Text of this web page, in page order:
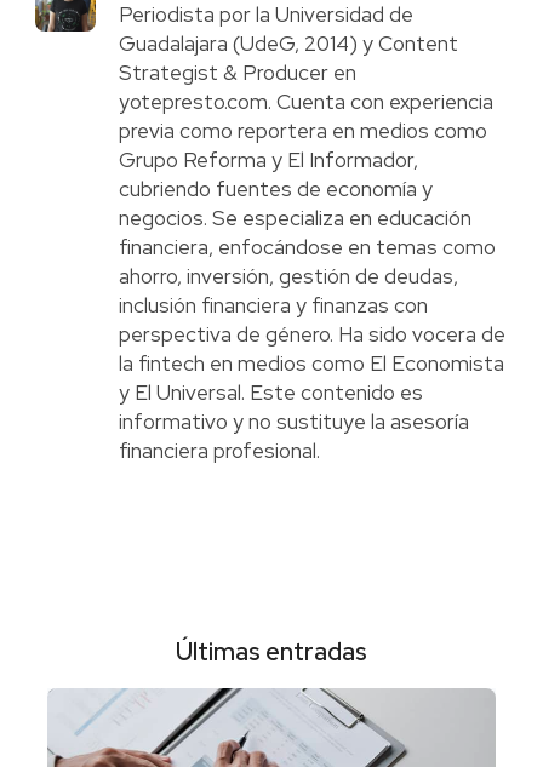
Periodista por la Universidad de
Guadalajara (UdeG, 2014) y Content
Strategist & Producer en
yotepresto.com. Cuenta con experiencia
previa como reportera en medios como
Grupo Reforma y El Informador,
cubriendo fuentes de economía y
negocios. Se especializa en educación
financiera, enfocándose en temas como
ahorro, inversión, gestión de deudas,
inclusión financiera y finanzas con
perspectiva de género. Ha sido vocera de
la fintech en medios como El Economista
y El Universal. Este contenido es
informativo y no sustituye la asesoría
financiera profesional.
Últimas entradas